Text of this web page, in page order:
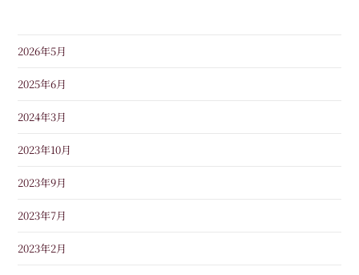
2026年5月
2025年6月
2024年3月
2023年10月
2023年9月
2023年7月
2023年2月